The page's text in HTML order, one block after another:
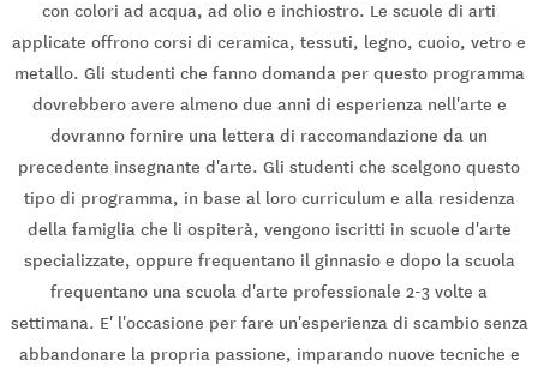
con colori ad acqua, ad olio e inchiostro. Le scuole di arti
applicate offrono corsi di ceramica, tessuti, legno, cuoio, vetro e
metallo. Gli studenti che fanno domanda per questo programma
dovrebbero avere almeno due anni di esperienza nell'arte e
dovranno fornire una lettera di raccomandazione da un
precedente insegnante d'arte. Gli studenti che scelgono questo
tipo di programma, in base al loro curriculum e alla residenza
della famiglia che li ospiterà, vengono iscritti in scuole d'arte
specializzate, oppure frequentano il ginnasio e dopo la scuola
frequentano una scuola d'arte professionale 2-3 volte a
settimana. E' l'occasione per fare un'esperienza di scambio senza
abbandonare la propria passione, imparando nuove tecniche e